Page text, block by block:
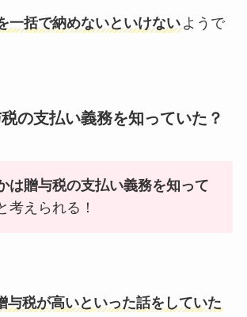
一括で納めないといけない ようで
の支払い義務を知っていた？
は贈与税の支払い義務を知って
考えられる！
与税が高いといった話をしていた